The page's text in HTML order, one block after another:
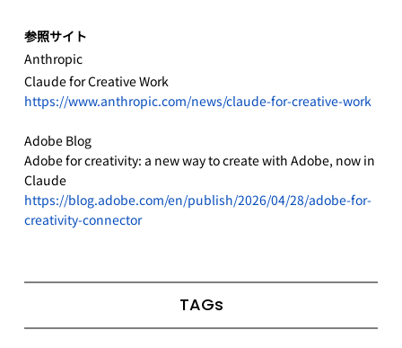
参照サイト
Anthropic
Claude for Creative Work
https://www.anthropic.com/news/claude-for-creative-work
Adobe Blog
Adobe for creativity: a new way to create with Adobe, now in
Claude
https://blog.adobe.com/en/publish/2026/04/28/adobe-for-
creativity-connector
TAGs